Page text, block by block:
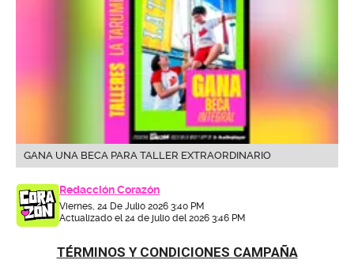
GANA UNA BECA PARA TALLER EXTRAORDINARIO
Redacción Corazón
Viernes, 24 De Julio 2026 3:40 PM
Actualizado el 24 de julio del 2026 3:46 PM
TÉRMINOS Y CONDICIONES CAMPAÑA